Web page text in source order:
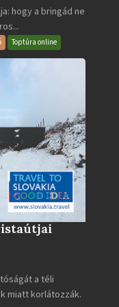
hogy a bringád ne
Toptúra online
a téli
miatt korlátozzák.